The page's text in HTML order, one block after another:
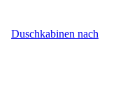
Duschkabinen nach